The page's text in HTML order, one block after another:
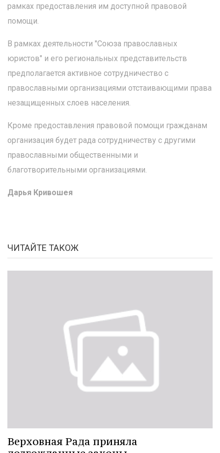
рамках предоставления им доступной правовой
помощи.
В рамках деятельности "Союза православных
юристов" и его региональных представительств
предполагается активное сотрудничество с
православными организациями отстаивающими права
незащищенных слоев населения.
Кроме предоставления правовой помощи гражданам
организация будет рада сотрудничеству с другими
православными общественными и
благотворительными организациями.
Дарья Кривошея
ЧИТАЙТЕ ТАКОЖ
Верховная Рада приняла